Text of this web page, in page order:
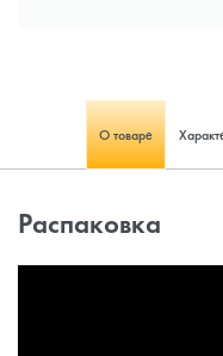
О товаре
Распаковка